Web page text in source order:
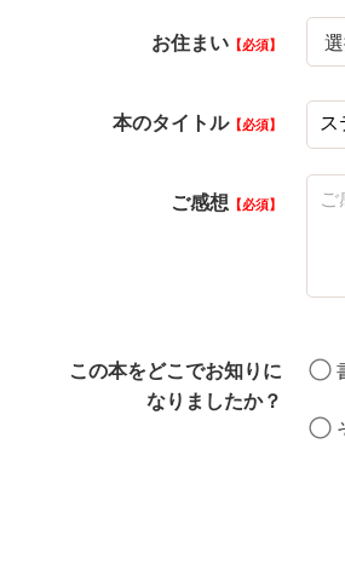
お住まい 必須
本のタイトル 必須
ご感想 必須
この本をどこでお知りに
なりましたか？